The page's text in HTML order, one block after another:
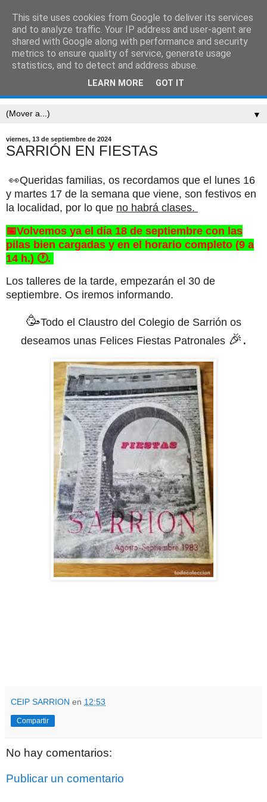
CEIP SARRIÓN
"Mucha gente pequeña, en lugares pequeños, haciendo
cosas pequeñas, puede cambiar el mundo." Eduardo
▼
viernes, 13 de septiembre de 2024
SARRIÓN EN FIESTAS
👀Queridas familias, os recordamos que el lunes 16
y martes 17 de la semana que viene, son festivos en
la localidad, por lo que no habrá clases.
📅Volvemos ya el día 18 de septiembre con las
pilas bien cargadas y en el horario completo (9 a
14 h.) 🕐.
Los talleres de la tarde, empezarán el 30 de
septiembre. Os iremos informando.
🥳Todo el Claustro del Colegio de Sarrión os
deseamos unas Felices Fiestas Patronales 🎉.
CEIP SARRION en 12:53
Compartir
No hay comentarios:
Publicar un comentario
This site uses cookies from Google to deliver its services
and to analyze traffic. Your IP address and user-agent are
shared with Google along with performance and security
metrics to ensure quality of service, generate usage
statistics, and to detect and address abuse.
LEARN MORE GOT IT